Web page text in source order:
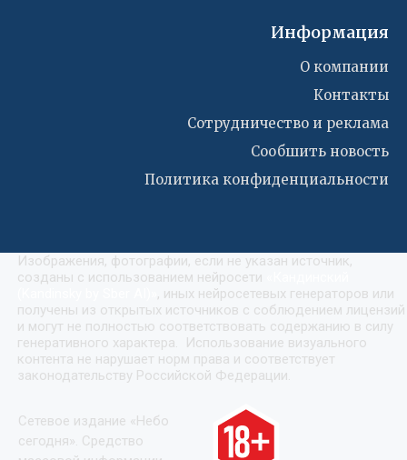
Информация
О компании
Контакты
Сотрудничество и реклама
Сообшить новость
Политика конфиденциальности
Изображения, фотографии, если не указан источник,
созданы с использованием нейросети
, иных нейросетевых генераторов или
получены из открытых источников с соблюдением лицензий
и могут не полностью соответствовать содержанию в силу
генеративного характера. Использование визуального
контента не нарушает норм права и соответствует
законодательству Российской Федерации.
Сетевое издание «Небо
сегодня». Средство